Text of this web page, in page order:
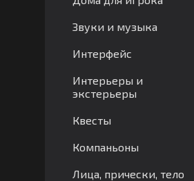
Звуки и музыка
Интерфейс
Интерьеры и
экстерьеры
Квесты
Компаньоны
Лица, прически, тело